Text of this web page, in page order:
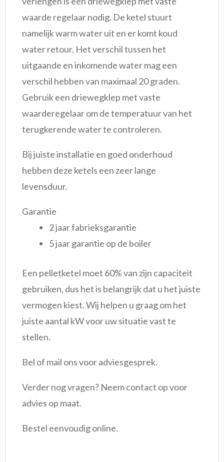
waarde regelaar nodig. De ketel stuurt
namelijk warm water uit en er komt koud
water retour. Het verschil tussen het
uitgaande en inkomende water mag een
verschil hebben van maximaal 20 graden.
Gebruik een driewegklep met vaste
waarderegelaar om de temperatuur van het
terugkerende water te controleren.
Bij juiste installatie en goed onderhoud
hebben deze ketels een zeer lange
levensduur.
Garantie
2 jaar fabrieksgarantie
5 jaar garantie op de boiler
Een pelletketel moet 60% van zijn capaciteit
gebruiken, dus het is belangrijk dat u het juiste
vermogen kiest. Wij helpen u graag om het
juiste aantal kW voor uw situatie vast te
stellen.
Bel of mail ons voor adviesgesprek.
Verder nog vragen? Neem contact op voor
advies op maat.
Bestel eenvoudig online.